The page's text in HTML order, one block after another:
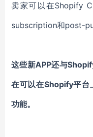
卖家可以在Shopify
subscription和post-
这些新APP还与
在可以在Shopify平台
功能。